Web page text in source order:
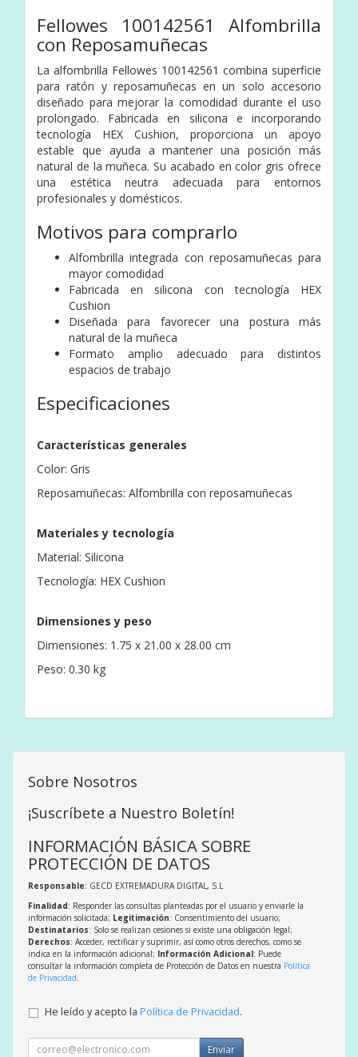
Fellowes 100142561 Alfombrilla
con Reposamuñecas
La alfombrilla Fellowes 100142561 combina superficie
para ratón y reposamuñecas en un solo accesorio
diseñado para mejorar la comodidad durante el uso
prolongado. Fabricada en silicona e incorporando
tecnología HEX Cushion, proporciona un apoyo
estable que ayuda a mantener una posición más
natural de la muñeca. Su acabado en color gris ofrece
una estética neutra adecuada para entornos
profesionales y domésticos.
Motivos para comprarlo
Alfombrilla integrada con reposamuñecas para
mayor comodidad
Fabricada en silicona con tecnología HEX
Cushion
Diseñada para favorecer una postura más
natural de la muñeca
Formato amplio adecuado para distintos
espacios de trabajo
Especificaciones
Características generales
Color: Gris
Reposamuñecas: Alfombrilla con reposamuñecas
Materiales y tecnología
Material: Silicona
Tecnología: HEX Cushion
Dimensiones y peso
Dimensiones: 1.75 x 21.00 x 28.00 cm
Peso: 0.30 kg
Sobre Nosotros
¡Suscríbete a Nuestro Boletín!
INFORMACIÓN BÁSICA SOBRE
PROTECCIÓN DE DATOS
Responsable: GECD EXTREMADURA DIGITAL, S.L
Finalidad: Responder las consultas planteadas por el usuario y enviarle la
información solicitada; Legitimación: Consentimiento del usuario;
Destinatarios: Solo se realizan cesiones si existe una obligación legal;
Derechos: Acceder, rectificar y suprimir, así como otros derechos, como se
indica en la información adicional; Información Adicional: Puede
consultar la información completa de Protección de Datos en nuestra Política
de Privacidad
He leído y acepto la Política de Privacidad.
Enviar